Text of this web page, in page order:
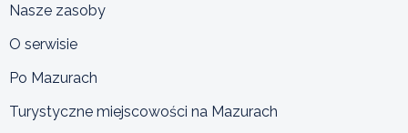
Nasze zasoby
O serwisie
Po Mazurach
Turystyczne miejscowości na Mazurach